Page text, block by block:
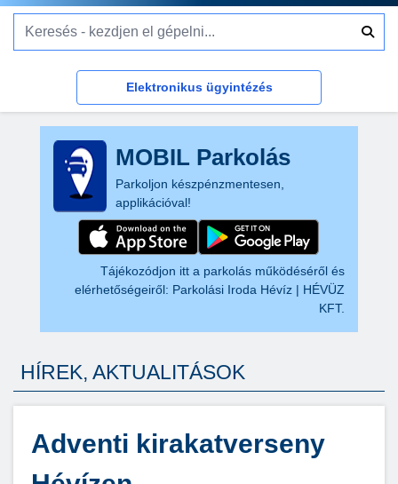
Elektronikus ügyintézés
MOBIL Parkolás
Parkoljon készpénzmentesen,
applikációval!
Tájékozódjon itt a parkolás működéséről és
elérhetőségeiről: Parkolási Iroda Hévíz | HÉVÜZ
KFT.
HÍREK, AKTUALITÁSOK
Adventi kirakatverseny